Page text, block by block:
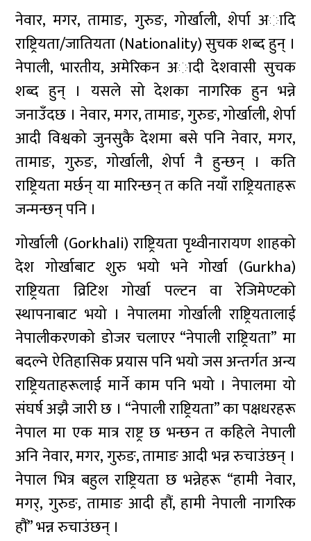
नेवार, मगर, तामाङ, गुरुङ, गोर्खाली, शेर्पा अादि
राष्ट्रियता/जातियता (Nationality) सुचक शब्द हुन् ।
नेपाली, भारतीय, अमेरिकन अादी देशवासी सुचक
शब्द हुन् । यसले सो देशका नागरिक हुन भन्ने
जनाउँदछ । नेवार, मगर, तामाङ, गुरुङ, गोर्खाली, शेर्पा
आदी विश्वको जुनसुकै देशमा बसे पनि नेवार, मगर,
तामाङ, गुरुङ, गोर्खाली, शेर्पा नै हुन्छन् । कति
राष्ट्रियता मर्छन् या मारिन्छन् त कति नयाँ राष्ट्रियताहरू
जन्मन्छन् पनि ।
गोर्खाली (Gorkhali) राष्ट्रियता पृथ्वीनारायण शाहको
देश गोर्खाबाट शुरु भयो भने गोर्खा (Gurkha)
राष्ट्रियता व्रिटिश गोर्खा पल्टन वा रेजिमेण्टको
स्थापनाबाट भयो । नेपालमा गोर्खाली राष्ट्रियतालाई
नेपालीकरणको डोजर चलाएर “नेपाली राष्ट्रियता” मा
बदल्ने ऐतिहासिक प्रयास पनि भयो जस अन्तर्गत अन्य
राष्ट्रियताहरूलाई मार्ने काम पनि भयो । नेपालमा यो
संघर्ष अझै जारी छ । “नेपाली राष्ट्रियता” का पक्षधरहरू
नेपाल मा एक मात्र राष्ट्र छ भन्छन त कहिले नेपाली
अनि नेवार, मगर, गुरुङ, तामाङ आदी भन्न रुचाउंछन् ।
नेपाल भित्र बहुल राष्ट्रियता छ भन्नेहरू “हामी नेवार,
मगर्, गुरुङ, तामाङ आदी हौं, हामी नेपाली नागरिक
हौं” भन्न रुचाउंछन् ।